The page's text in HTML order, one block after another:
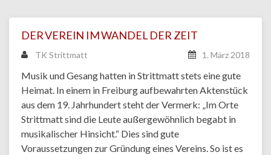
DER VEREIN IM WANDEL DER ZEIT
TK Strittmatt 1. März 2018
Musik und Gesang hatten in Strittmatt stets eine gute
Heimat. In einem in Freiburg aufbewahrten Aktenstück
aus dem 19. Jahrhundert steht der Vermerk: „Im Orte
Strittmatt sind die Leute außergewöhnlich begabt in
musikalischer Hinsicht.“ Dies sind gute
Voraussetzungen zur Gründung eines Vereins. So ist es